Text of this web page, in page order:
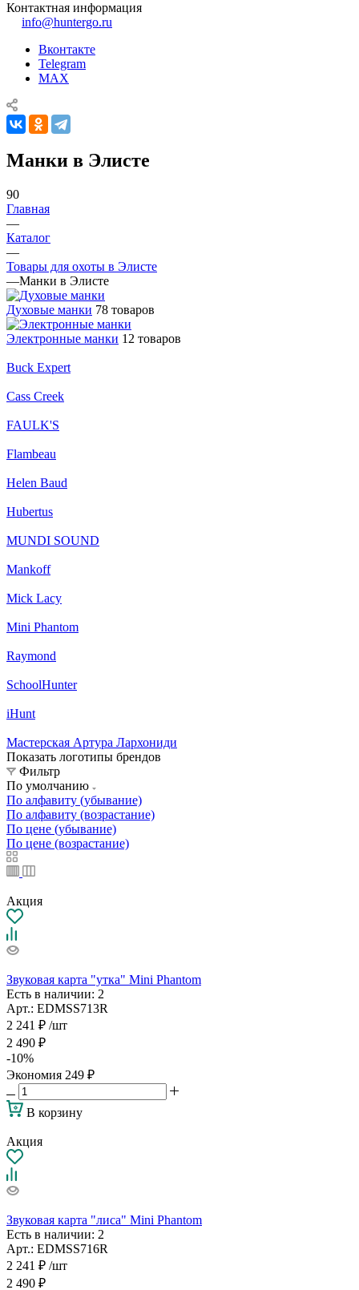
Контактная информация
info@huntergo.ru
Вконтакте
Telegram
MAX
Манки в Элисте
90
Главная
—
Каталог
—
Товары для охоты в Элисте
—Манки в Элисте
Духовые манки 78 товаров
Электронные манки 12 товаров
Buck Expert
Cass Creek
FAULK'S
Flambeau
Helen Baud
Hubertus
MUNDI SOUND
Mankoff
Mick Lacy
Mini Phantom
Raymond
SchoolHunter
iHunt
Мастерская Артура Лархониди
Показать логотипы брендов
Фильтр
По умолчанию
По алфавиту (убывание)
По алфавиту (возрастание)
По цене (убывание)
По цене (возрастание)
Акция
Звуковая карта "утка" Mini Phantom
Есть в наличии: 2
Арт.: EDMSS713R
2 241 ₽ /шт
2 490 ₽
-10%
Экономия 249 ₽
В корзину
Акция
Звуковая карта "лиса" Mini Phantom
Есть в наличии: 2
Арт.: EDMSS716R
2 241 ₽ /шт
2 490 ₽